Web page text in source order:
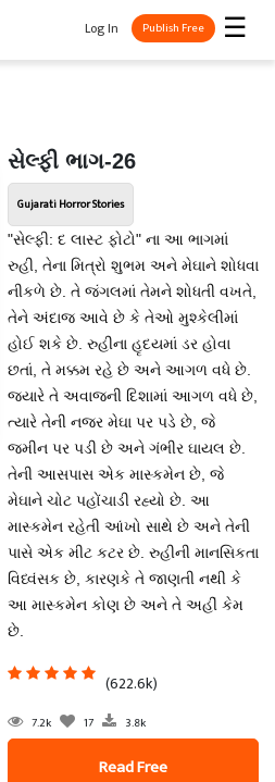
☰
Log In Publish Free
સેલ્ફી ભાગ-26
Gujarati Horror Stories
"સેલ્ફી: દ લાસ્ટ ફોટો" ના આ ભાગમાં
રુહી, તેના મિત્રો શુભમ અને મેઘાને શોધવા
નીકળે છે. તે જંગલમાં તેમને શોધતી વખતે,
તેને અંદાજ આવે છે કે તેઓ મુશ્કેલીમાં
હોઈ શકે છે. રુહીના હૃદયમાં ડર હોવા
છતાં, તે મક્કમ રહે છે અને આગળ વધે છે.
જ્યારે તે અવાજની દિશામાં આગળ વધે છે,
ત્યારે તેની નજર મેઘા પર પડે છે, જે
જમીન પર પડી છે અને ગંભીર ઘાયલ છે.
તેની આસપાસ એક માસ્કમેન છે, જે
મેઘાને ચોટ પહોંચાડી રહ્યો છે. આ
માસ્કમેન રહેતી આંખો સાથે છે અને તેની
પાસે એક મીટ કટર છે. રુહીની માનસિકતા
વિધ્વંસક છે, કારણકે તે જાણતી નથી કે
આ માસ્કમેન કોણ છે અને તે અહીં કેમ
છે.
(622.6k)
7.2k 17 3.8k
Read Free